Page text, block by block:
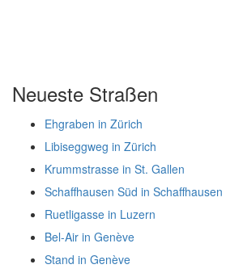
Neueste Straßen
Ehgraben in Zürich
Libiseggweg in Zürich
Krummstrasse in St. Gallen
Schaffhausen Süd in Schaffhausen
Ruetligasse in Luzern
Bel-Air in Genève
Stand in Genève